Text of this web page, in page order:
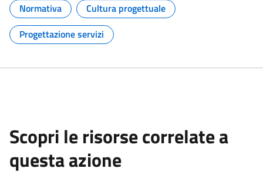
Argomento:
Normativa
Argomento:
Cultura progettuale
Argomento:
Progettazione servizi
Scopri le risorse correlate a
questa azione